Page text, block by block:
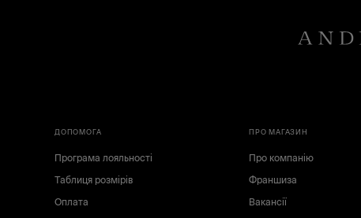
ДОПОМОГА
Програма лояльності
Таблиця розмірів
Оплата
ПРО МАГАЗИН
Про компанію
Франшиза
Вакансії